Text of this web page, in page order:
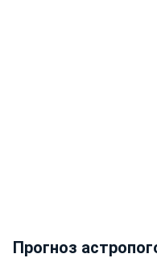
Прогноз